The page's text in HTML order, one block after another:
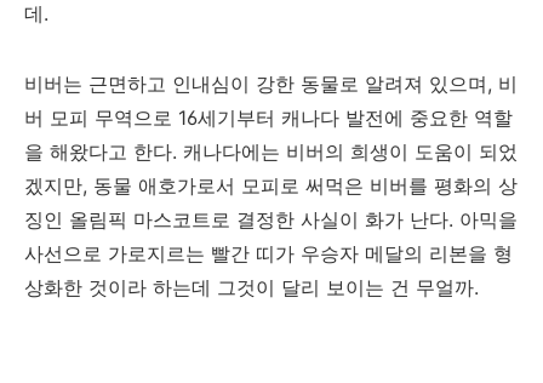
데.
비버는 근면하고 인내심이 강한 동물로 알려져 있으며, 비
버 모피 무역으로 16세기부터 캐나다 발전에 중요한 역할
을 해왔다고 한다. 캐나다에는 비버의 희생이 도움이 되었
겠지만, 동물 애호가로서 모피로 써먹은 비버를 평화의 상
징인 올림픽 마스코트로 결정한 사실이 화가 난다. 아믹을
사선으로 가로지르는 빨간 띠가 우승자 메달의 리본을 형
상화한 것이라 하는데 그것이 달리 보이는 건 무얼까.